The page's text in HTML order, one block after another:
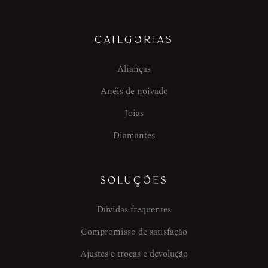
CATEGORIAS
Alianças
Anéis de noivado
Joias
Diamantes
SOLUÇÕES
Dúvidas frequentes
Compromisso de satisfação
Ajustes e trocas e devolução